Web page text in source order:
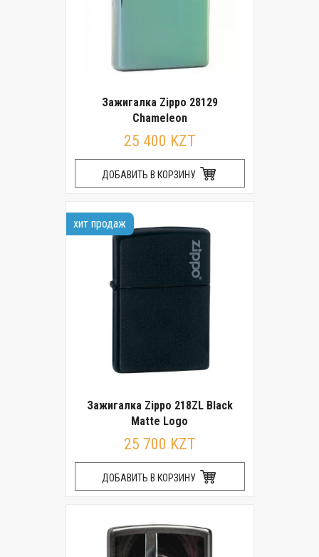
Зажигалка Zippo 28129
Chameleon
25 400 KZT
ДОБАВИТЬ В КОРЗИНУ
хит продаж
Зажигалка Zippo 218ZL Black
Matte Logo
25 700 KZT
ДОБАВИТЬ В КОРЗИНУ